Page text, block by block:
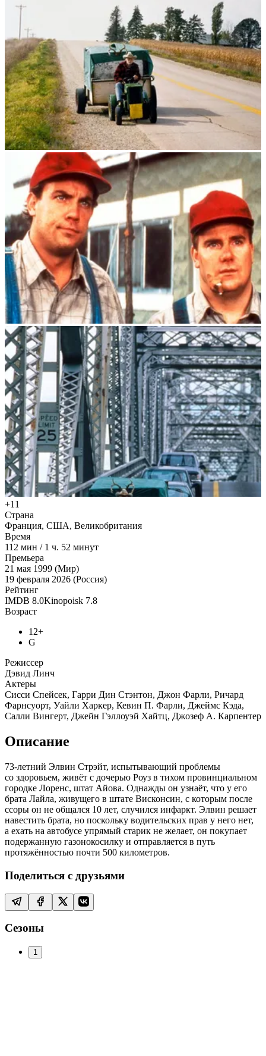
+11
Страна
Франция, США, Великобритания
Время
112 мин / 1 ч. 52 минут
Премьера
21 мая 1999 (Мир)
19 февраля 2026 (Россия)
Рейтинг
IMDB 8.0Kinopoisk 7.8
Возраст
12+
G
Режиссер
Дэвид Линч
Актеры
Сисси Спейсек, Гарри Дин Стэнтон, Джон Фарли, Ричард
Фарнсуорт, Уайли Харкер, Кевин П. Фарли, Джеймс Кэда,
Салли Вингерт, Джейн Гэллоуэй Хайтц, Джозеф А. Карпентер
Описание
73-летний Элвин Стрэйт, испытывающий проблемы
со здоровьем, живёт с дочерью Роуз в тихом провинциальном
городке Лоренс, штат Айова. Однажды он узнаёт, что у его
брата Лайла, живущего в штате Висконсин, с которым после
ссоры он не общался 10 лет, случился инфаркт. Элвин решает
навестить брата, но поскольку водительских прав у него нет,
а ехать на автобусе упрямый старик не желает, он покупает
подержанную газонокосилку и отправляется в путь
протяжённостью почти 500 километров.
Поделиться с друзьями
Сезоны
1